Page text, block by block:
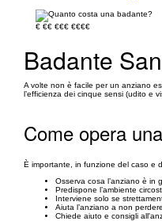
€ €€ €€€ €€€€
Badante
A volte non è facile per un anziano
l’efficienza dei cinque sensi (udito e
Come opera
È importante, in funzione del caso e
Osserva cosa l’anziano è
Predispone l’ambiente
Interviene solo se
Aiuta l’anziano a non
Chiede aiuto e consigli